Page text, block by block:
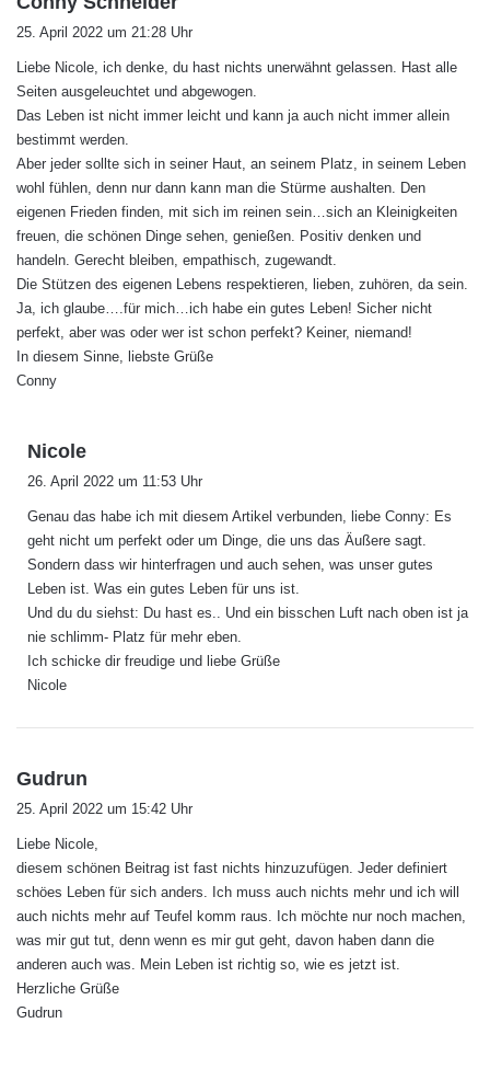
a
t
:
25. April 2022 um 21:28 Uhr
Liebe Nicole, ich denke, du hast nichts unerwähnt gelassen. Hast alle
Seiten ausgeleuchtet und abgewogen.
Das Leben ist nicht immer leicht und kann ja auch nicht immer allein
bestimmt werden.
Aber jeder sollte sich in seiner Haut, an seinem Platz, in seinem Leben
wohl fühlen, denn nur dann kann man die Stürme aushalten. Den
eigenen Frieden finden, mit sich im reinen sein…sich an Kleinigkeiten
freuen, die schönen Dinge sehen, genießen. Positiv denken und
handeln. Gerecht bleiben, empathisch, zugewandt.
Die Stützen des eigenen Lebens respektieren, lieben, zuhören, da sein.
Ja, ich glaube….für mich…ich habe ein gutes Leben! Sicher nicht
perfekt, aber was oder wer ist schon perfekt? Keiner, niemand!
In diesem Sinne, liebste Grüße
Conny
Nicole
a
t
:
26. April 2022 um 11:53 Uhr
Genau das habe ich mit diesem Artikel verbunden, liebe Conny: Es
geht nicht um perfekt oder um Dinge, die uns das Äußere sagt.
Sondern dass wir hinterfragen und auch sehen, was unser gutes
Leben ist. Was ein gutes Leben für uns ist.
Und du du siehst: Du hast es.. Und ein bisschen Luft nach oben ist ja
nie schlimm- Platz für mehr eben.
Ich schicke dir freudige und liebe Grüße
Nicole
Gudrun
a
t
:
25. April 2022 um 15:42 Uhr
Liebe Nicole,
diesem schönen Beitrag ist fast nichts hinzuzufügen. Jeder definiert
schöes Leben für sich anders. Ich muss auch nichts mehr und ich will
auch nichts mehr auf Teufel komm raus. Ich möchte nur noch machen,
was mir gut tut, denn wenn es mir gut geht, davon haben dann die
anderen auch was. Mein Leben ist richtig so, wie es jetzt ist.
Herzliche Grüße
Gudrun